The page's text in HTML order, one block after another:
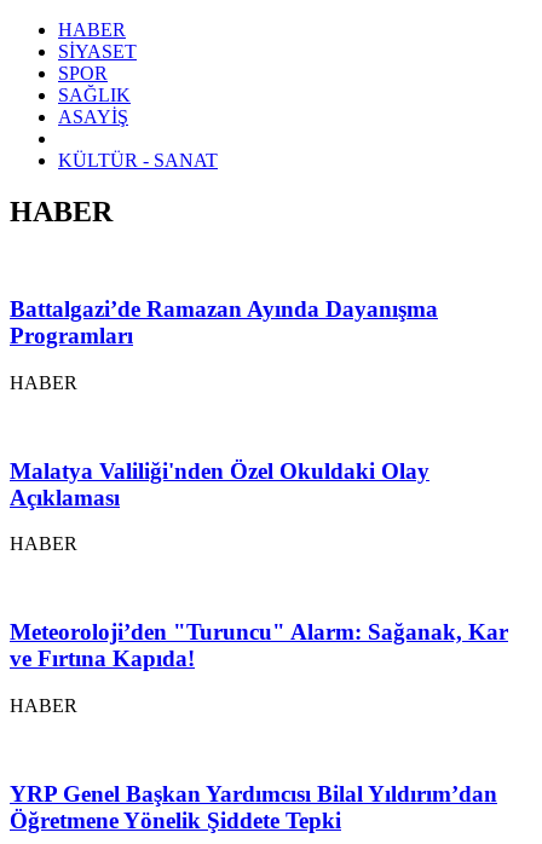
HABER
SİYASET
SPOR
SAĞLIK
ASAYİŞ
KÜLTÜR - SANAT
HABER
Battalgazi’de Ramazan Ayında Dayanışma
Programları
HABER
Malatya Valiliği'nden Özel Okuldaki Olay
Açıklaması
HABER
Meteoroloji’den "Turuncu" Alarm: Sağanak, Kar
ve Fırtına Kapıda!
HABER
YRP Genel Başkan Yardımcısı Bilal Yıldırım’dan
Öğretmene Yönelik Şiddete Tepki